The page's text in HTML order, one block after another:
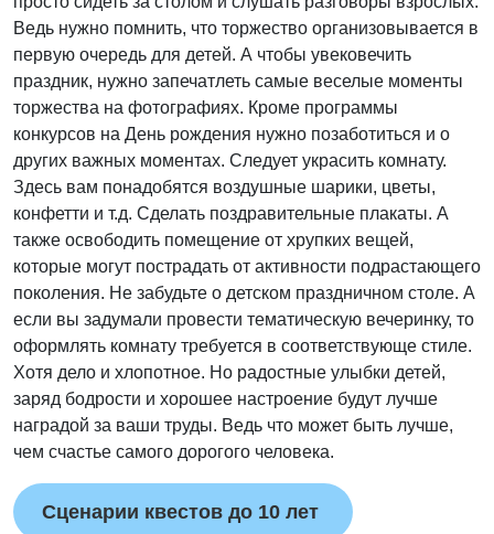
Ведь нужно помнить, что торжество организовывается в
первую очередь для детей. А чтобы увековечить
праздник, нужно запечатлеть самые веселые моменты
торжества на фотографиях. Кроме программы
конкурсов на День рождения нужно позаботиться и о
других важных моментах. Следует украсить комнату.
Здесь вам понадобятся воздушные шарики, цветы,
конфетти и т.д. Сделать поздравительные плакаты. А
также освободить помещение от хрупких вещей,
которые могут пострадать от активности подрастающего
поколения. Не забудьте о детском праздничном столе. А
если вы задумали провести тематическую вечеринку, то
оформлять комнату требуется в соответствующе стиле.
Хотя дело и хлопотное. Но радостные улыбки детей,
заряд бодрости и хорошее настроение будут лучше
наградой за ваши труды. Ведь что может быть лучше,
чем счастье самого дорогого человека.
Сценарии квестов до 10 лет